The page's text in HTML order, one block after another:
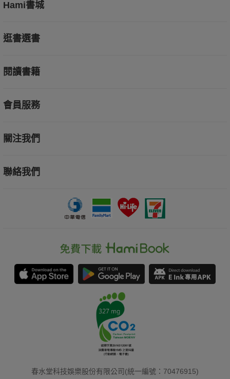
Hami書城
逛書選書
閱讀書籍
會員服務
關注我們
聯絡我們
春水堂科技娛樂股份有限公司(統一編號：70476915)